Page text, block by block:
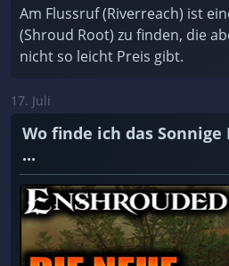
Am Flussruf (Riverreach) ist
(Shroud Root) zu finden, die
nicht so leicht Preis gibt.
17. Juli
Wo finde ich das Sonnige
...